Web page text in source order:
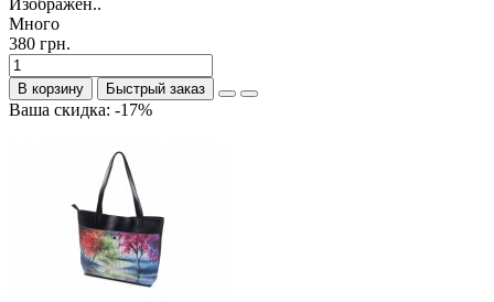
Много
380 грн.
В корзину Быстрый заказ
Ваша скидка: -17%